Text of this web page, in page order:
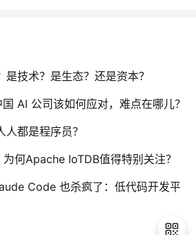
是技术？是生态？还是资本？
AI 公司该如何应对，难点在哪儿？
都是程序员？
何Apache IoTDB值得特别关注？
Code 也杀疯了：低代码开发平